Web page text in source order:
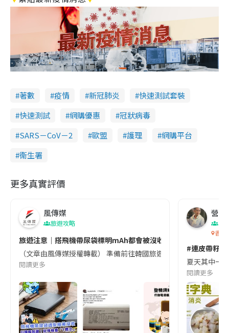
著數 疫情 新冠肺炎
快速測試套裝
快速測試
網購優惠
冠狀病毒
SARS－CoV－2
歐盟 護理
網購平台
衞生署
更多真實評價
風傳媒
旅遊攻略
旅遊注意｜搭飛機帶尿袋標明mAh都會被沒收😱出發前切記檢查
（文章由風傳媒授權轉載） 準備前往韓國旅遊的民眾，近期要
閱讀更多
營養
香港
#連皮帶籽
夏天其中一
閱讀更多